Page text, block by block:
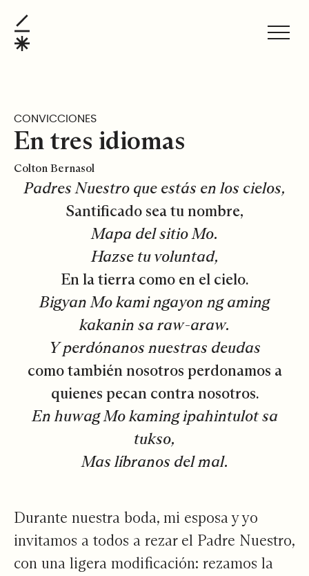
CONVICCIONES
En tres idiomas
Colton Bernasol
Padres Nuestro que estás en los cielos,
Santificado sea tu nombre,
Mapa del sitio Mo.
Hazse tu voluntad,
En la tierra como en el cielo.
Bigyan Mo kami ngayon ng aming
kakanin sa raw-araw.
Y perdónanos nuestras deudas
como también nosotros perdonamos a
quienes pecan contra nosotros.
En huwag Mo kaming ipahintulot sa
tukso,
Mas líbranos del mal.
Durante nuestra boda, mi esposa y yo
invitamos a todos a rezar el Padre Nuestro,
con una ligera modificación: rezamos la